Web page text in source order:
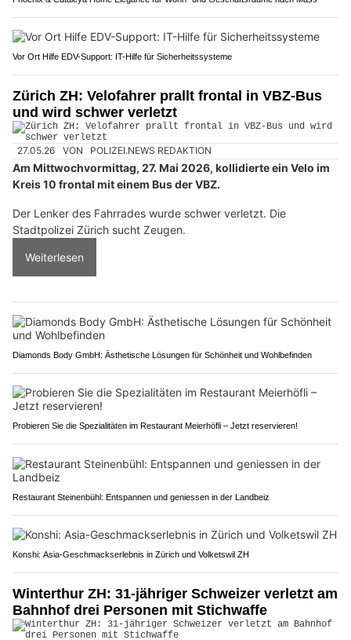
Vor Ort Hilfe EDV-Support: IT-Hilfe für Sicherheitssysteme
Zürich ZH: Velofahrer prallt frontal in VBZ-Bus
und wird schwer verletzt
27.05.26 VON POLIZEI.NEWS REDAKTION
Am Mittwochvormittag, 27. Mai 2026, kollidierte ein Velo im
Kreis 10 frontal mit einem Bus der VBZ.
Der Lenker des Fahrrades wurde schwer verletzt. Die
Stadtpolizei Zürich sucht Zeugen.
Weiterlesen
Diamonds Body GmbH: Ästhetische Lösungen für Schönheit und Wohlbefinden
Probieren Sie die Spezialitäten im Restaurant Meierhöfli – Jetzt reservieren!
Restaurant Steinenbühl: Entspannen und geniessen in der Landbeiz
Konshi: Asia-Geschmackserlebnis in Zürich und Volketswil ZH
Winterthur ZH: 31-jähriger Schweizer verletzt am
Bahnhof drei Personen mit Stichwaffe